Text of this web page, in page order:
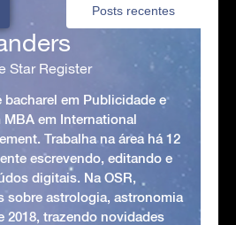
Posts recentes
Star Register
bacharel em Publicidade e
MBA em International
Trabalha na área há 12
escrevendo, editando e
digitais. Na OSR,
sobre astrologia, astronomia
2018, trazendo novidades